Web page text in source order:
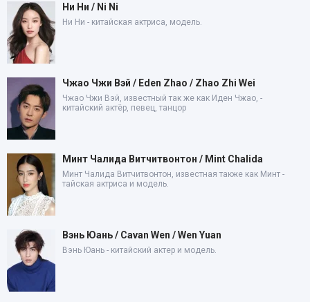
Ни Ни / Ni Ni
Ни Ни - китайская актриса, модель.
Чжао Чжи Вэй / Eden Zhao / Zhao Zhi Wei
Чжао Чжи Вэй, известный так же как Иден Чжао, -
китайский актёр, певец, танцор
Минт Чалида Витчитвонтон / Mint Chalida
Минт Чалида Витчитвонтон, известная также как Минт -
тайская актриса и модель.
Вэнь Юань / Cavan Wen / Wen Yuan
Вэнь Юань - китайский актер и модель.